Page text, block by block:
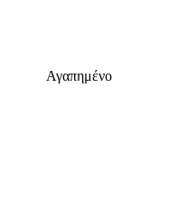
Αγαπημένο